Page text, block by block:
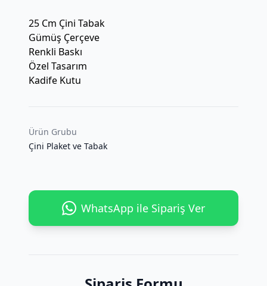
25 Cm Çini Tabak
Gümüş Çerçeve
Renkli Baskı
Özel Tasarım
Kadife Kutu
Ürün Grubu
Çini Plaket ve Tabak
WhatsApp ile Sipariş Ver